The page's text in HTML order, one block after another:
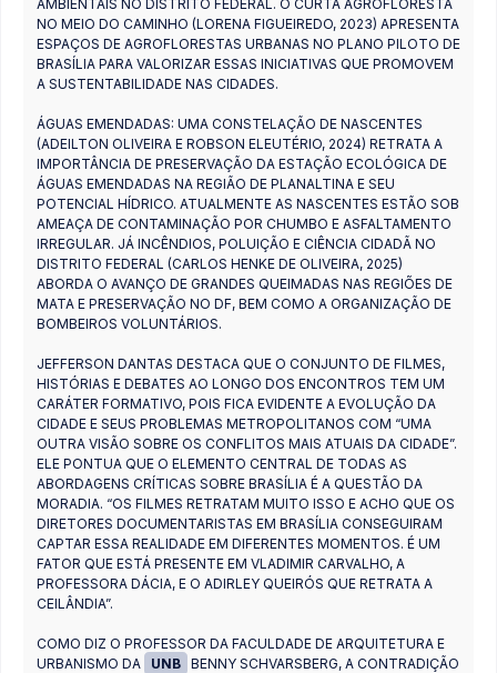
AMBIENTAIS NO DISTRITO FEDERAL. O CURTA AGROFLORESTA
NO MEIO DO CAMINHO (LORENA FIGUEIREDO, 2023) APRESENTA
ESPAÇOS DE AGROFLORESTAS URBANAS NO PLANO PILOTO DE
BRASÍLIA PARA VALORIZAR ESSAS INICIATIVAS QUE PROMOVEM
A SUSTENTABILIDADE NAS CIDADES.
ÁGUAS EMENDADAS: UMA CONSTELAÇÃO DE NASCENTES
(ADEILTON OLIVEIRA E ROBSON ELEUTÉRIO, 2024) RETRATA A
IMPORTÂNCIA DE PRESERVAÇÃO DA ESTAÇÃO ECOLÓGICA DE
ÁGUAS EMENDADAS NA REGIÃO DE PLANALTINA E SEU
POTENCIAL HÍDRICO. ATUALMENTE AS NASCENTES ESTÃO SOB
AMEAÇA DE CONTAMINAÇÃO POR CHUMBO E ASFALTAMENTO
IRREGULAR. JÁ INCÊNDIOS, POLUIÇÃO E CIÊNCIA CIDADÃ NO
DISTRITO FEDERAL (CARLOS HENKE DE OLIVEIRA, 2025)
ABORDA O AVANÇO DE GRANDES QUEIMADAS NAS REGIÕES DE
MATA E PRESERVAÇÃO NO DF, BEM COMO A ORGANIZAÇÃO DE
BOMBEIROS VOLUNTÁRIOS.
JEFFERSON DANTAS DESTACA QUE O CONJUNTO DE FILMES,
HISTÓRIAS E DEBATES AO LONGO DOS ENCONTROS TEM UM
CARÁTER FORMATIVO, POIS FICA EVIDENTE A EVOLUÇÃO DA
CIDADE E SEUS PROBLEMAS METROPOLITANOS COM “UMA
OUTRA VISÃO SOBRE OS CONFLITOS MAIS ATUAIS DA CIDADE”.
ELE PONTUA QUE O ELEMENTO CENTRAL DE TODAS AS
ABORDAGENS CRÍTICAS SOBRE BRASÍLIA É A QUESTÃO DA
MORADIA. “OS FILMES RETRATAM MUITO ISSO E ACHO QUE OS
DIRETORES DOCUMENTARISTAS EM BRASÍLIA CONSEGUIRAM
CAPTAR ESSA REALIDADE EM DIFERENTES MOMENTOS. É UM
FATOR QUE ESTÁ PRESENTE EM VLADIMIR CARVALHO, A
PROFESSORA DÁCIA, E O ADIRLEY QUEIRÓS QUE RETRATA A
CEILÂNDIA”.
COMO DIZ O PROFESSOR DA FACULDADE DE ARQUITETURA E
URBANISMO DA
UNB BENNY SCHVARSBERG, A CONTRADIÇÃO